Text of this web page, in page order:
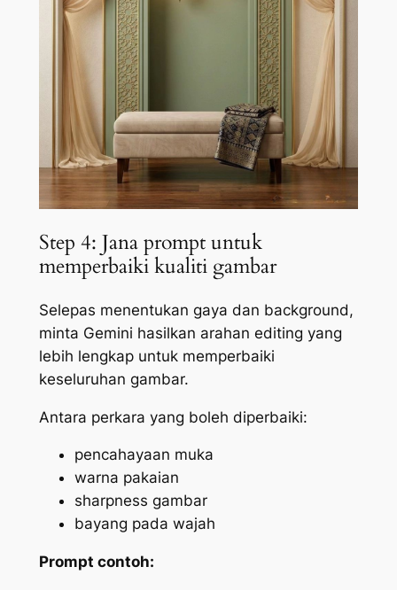
Step 4: Jana prompt untuk
memperbaiki kualiti gambar
Selepas menentukan gaya dan background,
minta Gemini hasilkan arahan editing yang
lebih lengkap untuk memperbaiki
keseluruhan gambar.
Antara perkara yang boleh diperbaiki:
pencahayaan muka
warna pakaian
sharpness gambar
bayang pada wajah
Prompt contoh: